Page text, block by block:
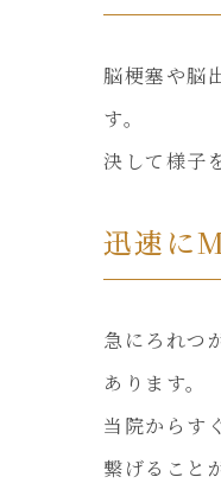
脳梗塞や脳
す。
決して様子
迅速に
急にろれつ
あります。
当院からす
繋げること